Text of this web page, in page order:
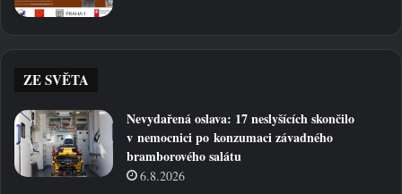
ZE SVĚTA
Nevydařená oslava: 17 neslyšících skončilo
v nemocnici po konzumaci závadného
bramborového salátu
6.8.2026